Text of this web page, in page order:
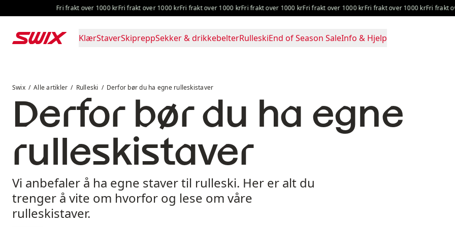
Hopp til innhold
Fri frakt over 1000 kr Fri frakt over 1000 krFri frakt over 1000 krFri frakt over 1000 kr Fri frakt over 1000 kr Fri frakt over 1000 krFri frakt over
KlærStaverSkipreppSekker & drikkebelterRulleskiEnd of Season SaleInfo & Hjelp
Swix Alle artikler Rulleski Derfor bør du ha egne rulleskistaver
Derfor bør du ha egne
rulleskistaver
Vi anbefaler å ha egne staver til rulleski. Her er alt du
trenger å vite om hvorfor og lese om våre
rulleskistaver.